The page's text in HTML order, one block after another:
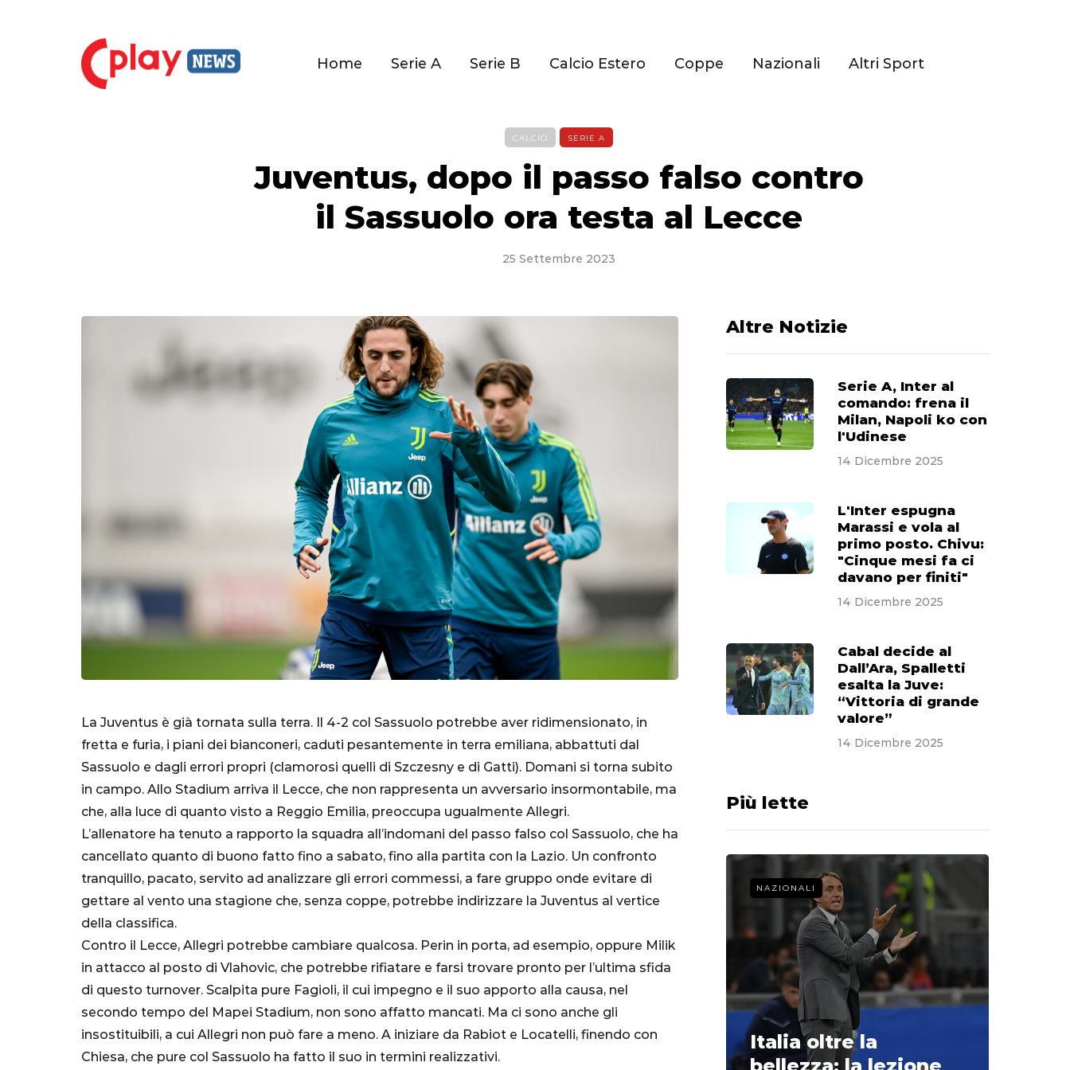
Home Serie A Serie B Calcio Estero Coppe Nazionali Altri Sport
CALCIO SERIE A
Juventus, dopo il passo falso contro
il Sassuolo ora testa al Lecce
25 Settembre 2023
La Juventus è già tornata sulla terra. Il 4-2 col Sassuolo potrebbe aver ridimensionato, in
fretta e furia, i piani dei bianconeri, caduti pesantemente in terra emiliana, abbattuti dal
Sassuolo e dagli errori propri (clamorosi quelli di Szczesny e di Gatti). Domani si torna subito
in campo. Allo Stadium arriva il Lecce, che non rappresenta un avversario insormontabile, ma
che, alla luce di quanto visto a Reggio Emilia, preoccupa ugualmente Allegri.
L’allenatore ha tenuto a rapporto la squadra all’indomani del passo falso col Sassuolo, che ha
cancellato quanto di buono fatto fino a sabato, fino alla partita con la Lazio. Un confronto
tranquillo, pacato, servito ad analizzare gli errori commessi, a fare gruppo onde evitare di
gettare al vento una stagione che, senza coppe, potrebbe indirizzare la Juventus al vertice
della classifica.
Contro il Lecce, Allegri potrebbe cambiare qualcosa. Perin in porta, ad esempio, oppure Milik
in attacco al posto di Vlahovic, che potrebbe rifiatare e farsi trovare pronto per l’ultima sfida
di questo turnover. Scalpita pure Fagioli, il cui impegno e il suo apporto alla causa, nel
secondo tempo del Mapei Stadium, non sono affatto mancati. Ma ci sono anche gli
insostituibili, a cui Allegri non può fare a meno. A iniziare da Rabiot e Locatelli, finendo con
Chiesa, che pure col Sassuolo ha fatto il suo in termini realizzativi.
Altre Notizie
Serie A, Inter al
comando: frena il
Milan, Napoli ko con
l'Udinese
14 Dicembre 2025
L'Inter espugna
Marassi e vola al
primo posto. Chivu:
"Cinque mesi fa ci
davano per finiti"
14 Dicembre 2025
Cabal decide al
Dall’Ara, Spalletti
esalta la Juve:
“Vittoria di grande
valore”
14 Dicembre 2025
Più lette
Lautaro Martinez,
parla l'agente:
"Bayern? Pensa
CALCIO
Qatar 2022, Brasile
NAZIONALI
Italia oltre la